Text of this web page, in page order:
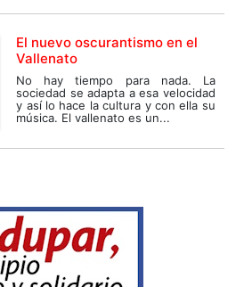
El nuevo oscurantismo en el
Vallenato
No hay tiempo para nada. La
sociedad se adapta a esa velocidad
y así lo hace la cultura y con ella su
música. El vallenato es un...